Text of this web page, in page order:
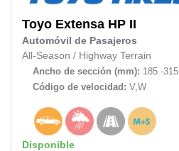
Toyo Extensa HP II
Automóvil de Pasajeros
All-Season / Highway Terrain
Ancho de sección (mm): 185 -315
Código de velocidad: V,W
Disponible